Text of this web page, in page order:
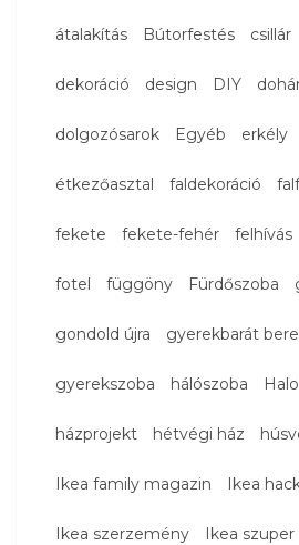
átalakítás Bútorfestés csillár
dekoráció design DIY
dolgozósarok Egyéb erkély
étkezőasztal faldekoráció
fekete fekete-fehér felhívás
fotel függöny Fürdőszoba
gondold újra gyerekbarát
gyerekszoba hálószoba
házprojekt hétvégi ház
Ikea family magazin Ikea
Ikea szerzemény Ikea